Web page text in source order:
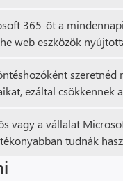
365-öt a
web eszközök
ezáltal csökkennek
vagy a vállalat
tudnák